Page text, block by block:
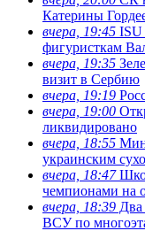
Катерины
вчера, 19:45 ISU
фигуристкам
вчера, 19:35
визит в Сербию
вчера, 19:19
вчера, 19:00
ликвидировано
вчера, 18:55
украинским
вчера, 18:47
чемпионами на
вчера, 18:39 Два
ВСУ по